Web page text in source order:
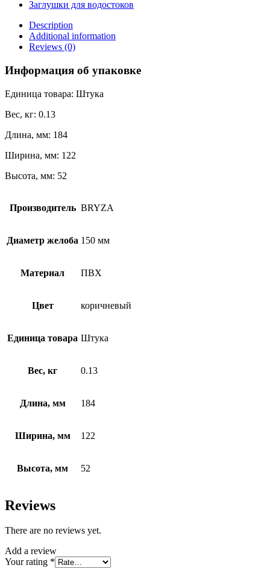
коричневая
quantity
Заглушки для водостоков
Description
Additional information
Reviews (0)
Информация об упаковке
Единица товара: Штука
Вес, кг: 0.13
Длина, мм: 184
Ширина, мм: 122
Высота, мм: 52
Производитель BRYZA
Диаметр желоба 150 мм
Материал ПВХ
Цвет коричневый
Единица товара Штука
Вес, кг 0.13
Длина, мм 184
Ширина, мм 122
Высота, мм 52
Reviews
There are no reviews yet.
Add a review
Your rating *